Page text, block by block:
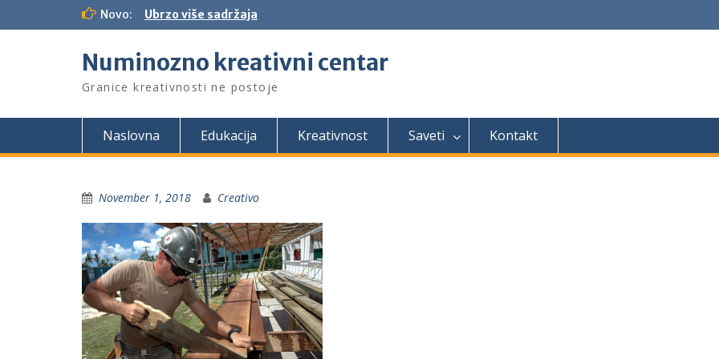
t
Novo: Ubrzo više sadržaja
Numinozno kreativni centar
Granice kreativnosti ne postoje
Naslovna Edukacija Kreativnost Saveti Kontakt
November 1, 2018 Creativo